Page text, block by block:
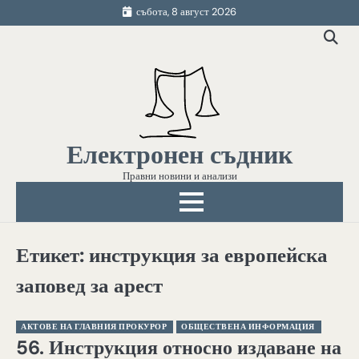
to
събота, 8 август 2026
Електронен съдник
Правни новини и анализи
Етикет:инструкция за европейска
заповед за арест
АКТОВЕ НА ГЛАВНИЯ ПРОКУРОР ОБЩЕСТВЕНА ИНФОРМАЦИЯ
56. Инструкция относно издаване на